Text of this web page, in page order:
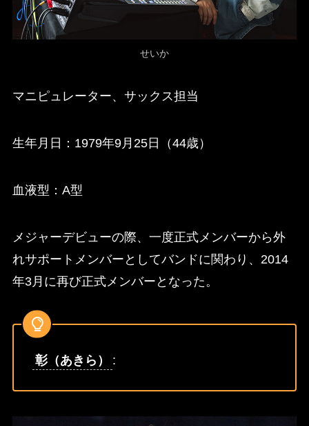
せいか
マニピュレーター、サックス担当
生年月日：1979年9月25日（44歳）
血液型：A型
メジャーデビューの際、一度正式メンバーから外
れサポートメンバーとしてバンドに関わり、2014
年3月に再び正式メンバーとなった。
彰（あきら） :